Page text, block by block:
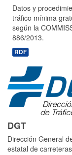
Datos y
tráfico mínima
según la
886/2013.
RDF
DGT
Dirección General
estatal de